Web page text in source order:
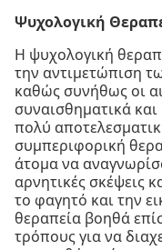
Ψυχολογική
Η ψυχολογική
την αντιμετώπιση
καθώς συνήθως οι
συναισθηματικά
πολύ
συμπεριφορική
άτομα να
αρνητικές σκέψεις
το φαγητό και την
θεραπεία βοηθά
τρόπους για να